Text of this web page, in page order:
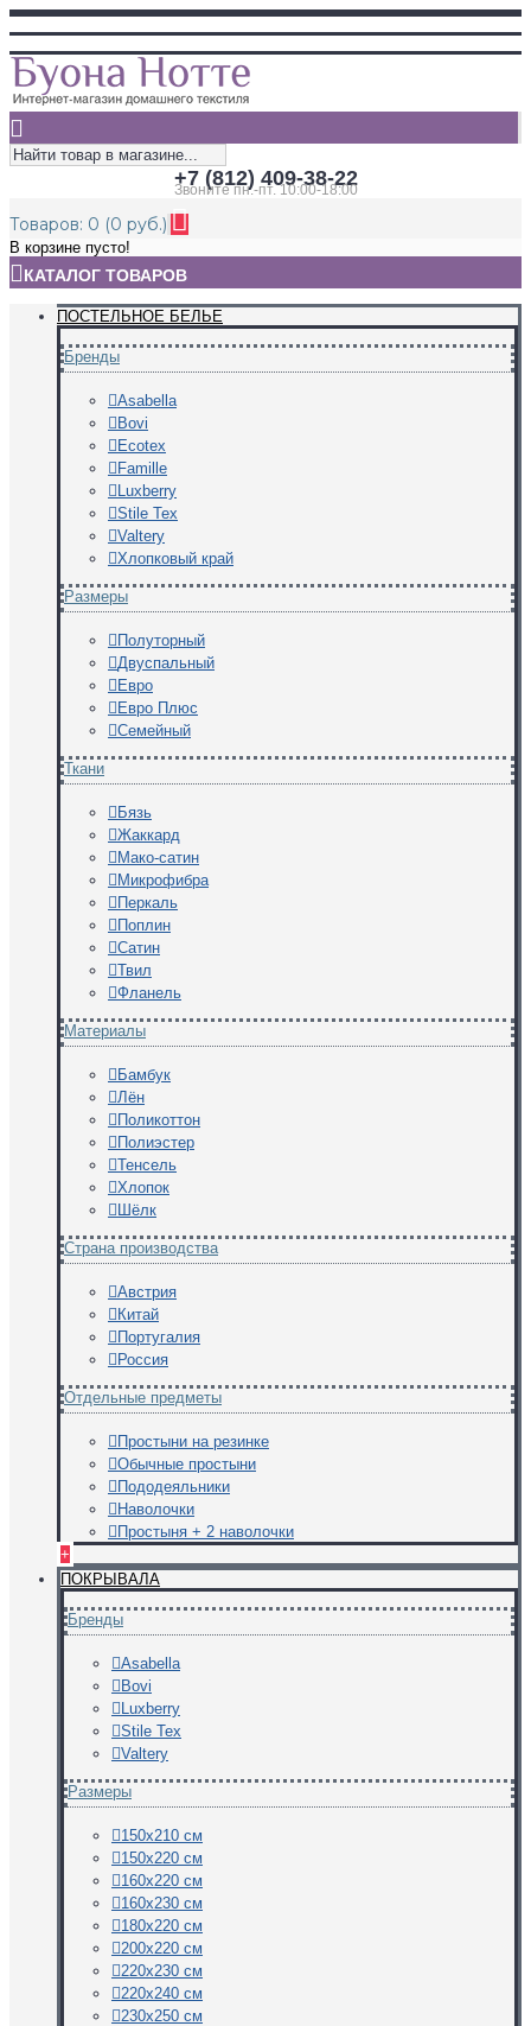
+7 (812) 409-38-22
Звоните пн.-пт. 10:00-18:00
Товаров: 0 (0 руб.)
В корзине пусто!
КАТАЛОГ ТОВАРОВ
ПОСТЕЛЬНОЕ БЕЛЬЕ
Бренды
Asabella
Bovi
Ecotex
Famille
Luxberry
Stile Tex
Valtery
Хлопковый край
Размеры
Полуторный
Двуспальный
Евро
Евро Плюс
Семейный
Ткани
Бязь
Жаккард
Мако-сатин
Микрофибра
Перкаль
Поплин
Сатин
Твил
Фланель
Материалы
Бамбук
Лён
Поликоттон
Полиэстер
Тенсель
Хлопок
Шёлк
Страна производства
Австрия
Китай
Португалия
Россия
Отдельные предметы
Простыни на резинке
Обычные простыни
Пододеяльники
Наволочки
Простыня + 2 наволочки
+
ПОКРЫВАЛА
Бренды
Asabella
Bovi
Luxberry
Stile Tex
Valtery
Размеры
150х210 см
150х220 см
160х220 см
160х230 см
180х220 см
200х220 см
220х230 см
220х240 см
230х250 см